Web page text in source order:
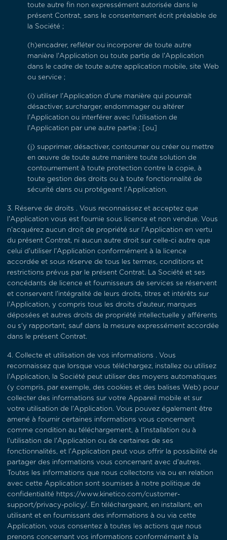
toute autre fin non expressément autorisée dans le
présent Contrat, sans le consentement écrit préalable de
la Société ;
(h)encadrer, refléter ou incorporer de toute autre
manière l'Application ou toute partie de l'Application
dans le cadre de toute autre application mobile, site Web
ou service ;
(i) utiliser l'Application d'une manière qui pourrait
désactiver, surcharger, endommager ou altérer
l'Application ou interférer avec l'utilisation de
l'Application par une autre partie ; [ou]
(j) supprimer, désactiver, contourner ou créer ou mettre
en œuvre de toute autre manière toute solution de
contournement à toute protection contre la copie, à
toute gestion des droits ou à toute fonctionnalité de
sécurité dans ou protégeant l'Application.
3. Réserve de droits . Vous reconnaissez et acceptez que
l'Application vous est fournie sous licence et non vendue. Vous
n'acquérez aucun droit de propriété sur l'Application en vertu
du présent Contrat, ni aucun autre droit sur celle-ci autre que
celui d'utiliser l'Application conformément à la licence
accordée et sous réserve de tous les termes, conditions et
restrictions prévus par le présent Contrat. La Société et ses
concédants de licence et fournisseurs de services se réservent
et conservent l'intégralité de leurs droits, titres et intérêts sur
l'Application, y compris tous les droits d'auteur, marques
déposées et autres droits de propriété intellectuelle y afférents
ou s'y rapportant, sauf dans la mesure expressément accordée
dans le présent Contrat.
4. Collecte et utilisation de vos informations . Vous
reconnaissez que lorsque vous téléchargez, installez ou utilisez
l'Application, la Société peut utiliser des moyens automatiques
(y compris, par exemple, des cookies et des balises Web) pour
collecter des informations sur votre Appareil mobile et sur
votre utilisation de l'Application. Vous pouvez également être
amené à fournir certaines informations vous concernant
comme condition au téléchargement, à l'installation ou à
l'utilisation de l'Application ou de certaines de ses
fonctionnalités, et l'Application peut vous offrir la possibilité de
partager des informations vous concernant avec d'autres.
Toutes les informations que nous collectons via ou en relation
avec cette Application sont soumises à notre politique de
confidentialité https://www.kinetico.com/customer-
support/privacy-policy/. En téléchargeant, en installant, en
utilisant et en fournissant des informations à ou via cette
Application, vous consentez à toutes les actions que nous
prenons concernant vos informations conformément à la